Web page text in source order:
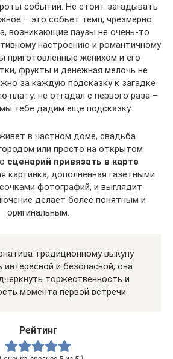
событий. Не стоит загадывать
– это собьет темп, чрезмерно
возникающие паузы не очень-то
настроению и романтичному
приготовленные женихом и его
фрукты и денежная мелочь не
за каждую подсказку к загадке
плату: не отгадал с первого раза –
тебе дадим еще подсказку.
в частном доме, свадьба
или просто на открытом
сценарий привязать в карте
картинка, дополненная газетными
фотографий, и выглядит
делает более понятным и
оригинальным.
традиционному выкупу
и безопасной, она
торжественность и
момента первой встречи
Рейтинг